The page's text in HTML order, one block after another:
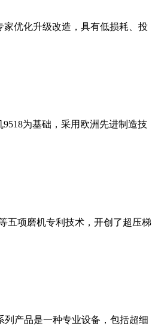
优化升级改造，具有低损耗、投
为基础，采用欧洲先进制造技
五项磨机专利技术，开创了超压梯
产品是一种专业设备，包括超细